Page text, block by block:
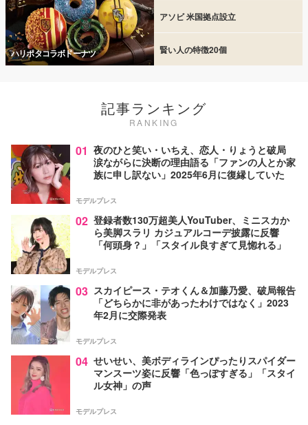
ハリポタコラボドーナツ
アソビ 米国拠点設立
賢い人の特徴20個
記事ランキング
RANKING
01 夜のひと笑い・いちえ、恋人・りょうと破局
涙ながらに決断の理由語る「ファンの人とか家
族に申し訳ない」2025年6月に復縁していた
モデルプレス
02 登録者数130万超美人YouTuber、ミニスカか
ら美脚スラリ カジュアルコーデ披露に反響
「何頭身？」「スタイル良すぎて見惚れる」
モデルプレス
03 スカイピース・テオくん＆加藤乃愛、破局報告
「どちらかに非があったわけではなく」2023
年2月に交際発表
モデルプレス
04 せいせい、美ボディラインぴったりスパイダー
マンスーツ姿に反響「色っぽすぎる」「スタイ
ル女神」の声
モデルプレス